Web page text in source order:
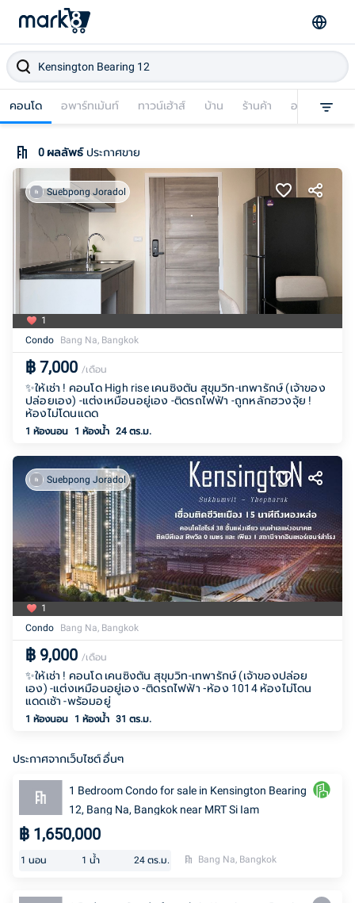
คอนโด อพาร์ทเม้นท์ ทาวน์เฮ้าส์ บ้าน ร้านค้า อาคารพาณิช
0ผลลัพธ์ ประกาศขาย
Suebpong Joradol
1
Condo
Bang Na, Bangkok
฿ 7,000 /เดือน
✨ให้เช่า ! คอนโด High rise เคนซิงตัน สุขุมวิท-เทพารักษ์ (เจ้าของ
ปล่อยเอง) -แต่งเหมือนอยู่เอง -ติดรถไฟฟ้า -ถูกหลักฮวงจุ้ย !
ห้องไม่โดนแดด
1 ห้องนอน 1 ห้องน้ำ 24 ตร.ม.
Suebpong Joradol
1
Condo
Bang Na, Bangkok
฿ 9,000 /เดือน
✨ให้เช่า ! คอนโด เคนซิงตัน สุขุมวิท-เทพารักษ์ (เจ้าของปล่อย
เอง) -แต่งเหมือนอยู่เอง ⁃ติดรถไฟฟ้า ⁃ห้อง 1014 ห้องไม่โดน
แดดเช้า -พร้อมอยู่
1 ห้องนอน 1 ห้องน้ำ 31 ตร.ม.
ประกาศจากเว็บไซต์ อื่นๆ
1 Bedroom Condo for sale in Kensington Bearing
12, Bang Na, Bangkok near MRT Si Iam
฿ 1,650,000
1 นอน 1 น้ำ 24 ตร.ม. Bang Na, Bangkok